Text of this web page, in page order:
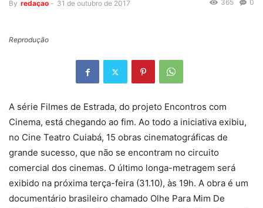
By redaçao - 31 de outubro de 2017 0
365
Reprodução
A série Filmes de Estrada, do projeto Encontros com
Cinema, está chegando ao fim. Ao todo a iniciativa exibiu,
no Cine Teatro Cuiabá, 15 obras cinematográficas de
grande sucesso, que não se encontram no circuito
comercial dos cinemas. O último longa-metragem será
exibido na próxima terça-feira (31.10), às 19h. A obra é um
documentário brasileiro chamado Olhe Para Mim De